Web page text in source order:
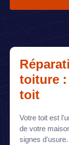
toiture :
toit
Votre toit est
de votre
signes